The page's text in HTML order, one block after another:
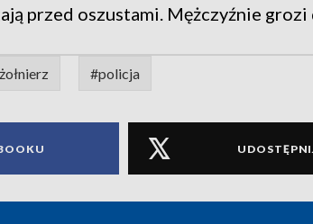
przed oszustami. Mężczyźnie
#policja